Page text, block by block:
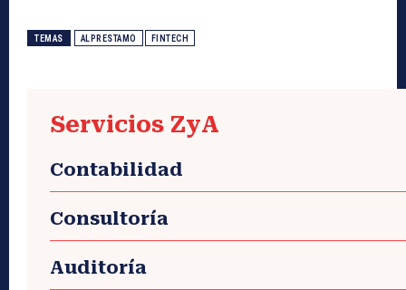
TEMAS ALPRESTAMO FINTECH
Servicios ZyA
Contabilidad
Consultoría
Auditoría